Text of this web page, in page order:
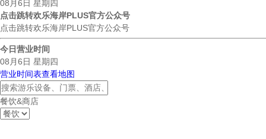
08月6日 星期四
点击跳转欢乐海岸PLUS官方公众号
点击跳转欢乐海岸PLUS官方公众号
今日营业时间
08月6日 星期四
营业时间表查看地图
餐饮&商店